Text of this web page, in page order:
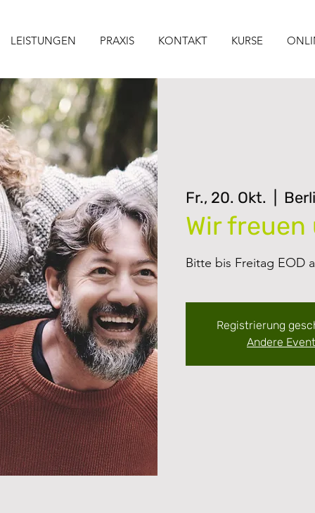
LEISTUNGEN PRAXIS KONTAKT KURSE
Fr., 20. Okt.
Wir
Bitte bis Freitag EOD
Registrierung
Andere